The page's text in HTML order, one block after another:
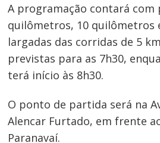
A programação contará com
quilômetros, 10 quilômetros
largadas das corridas de 5
previstas para as 7h30,
terá início às 8h30.
O ponto de partida será na
Alencar Furtado, em frente
Paranavaí.
Navegação
de
Post